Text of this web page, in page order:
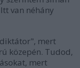
van néhány
mert
közepén. Tudod,
mert